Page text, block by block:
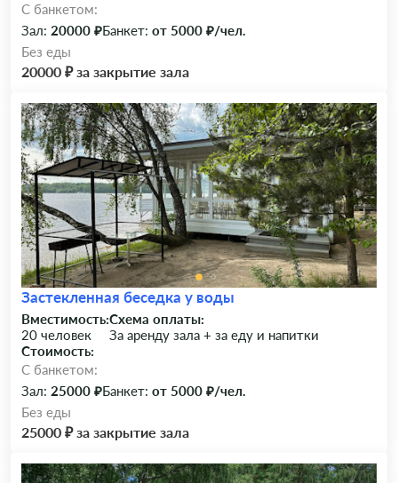
C банкетом:
Зал: 20000 ₽Банкет: от 5000 ₽/чел.
Без еды
20000 ₽ за закрытие зала
Застекленная беседка у воды
Вместимость:
20 человек
Схема оплаты:
За аренду зала + за еду и напитки
Стоимость:
C банкетом:
Зал: 25000 ₽Банкет: от 5000 ₽/чел.
Без еды
25000 ₽ за закрытие зала